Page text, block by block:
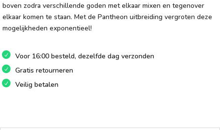
boven zodra verschillende goden met elkaar mixen en tegenover
elkaar komen te staan. Met de Pantheon uitbreiding vergroten deze
mogelijkheden exponentieel!
Voor 16:00 besteld, dezelfde dag verzonden
Gratis retourneren
Veilig betalen